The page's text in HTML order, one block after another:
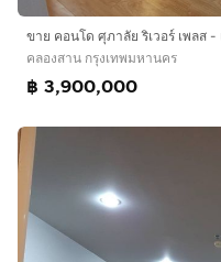
คลองสาน กรุงเทพมหานคร
฿ 3,900,000